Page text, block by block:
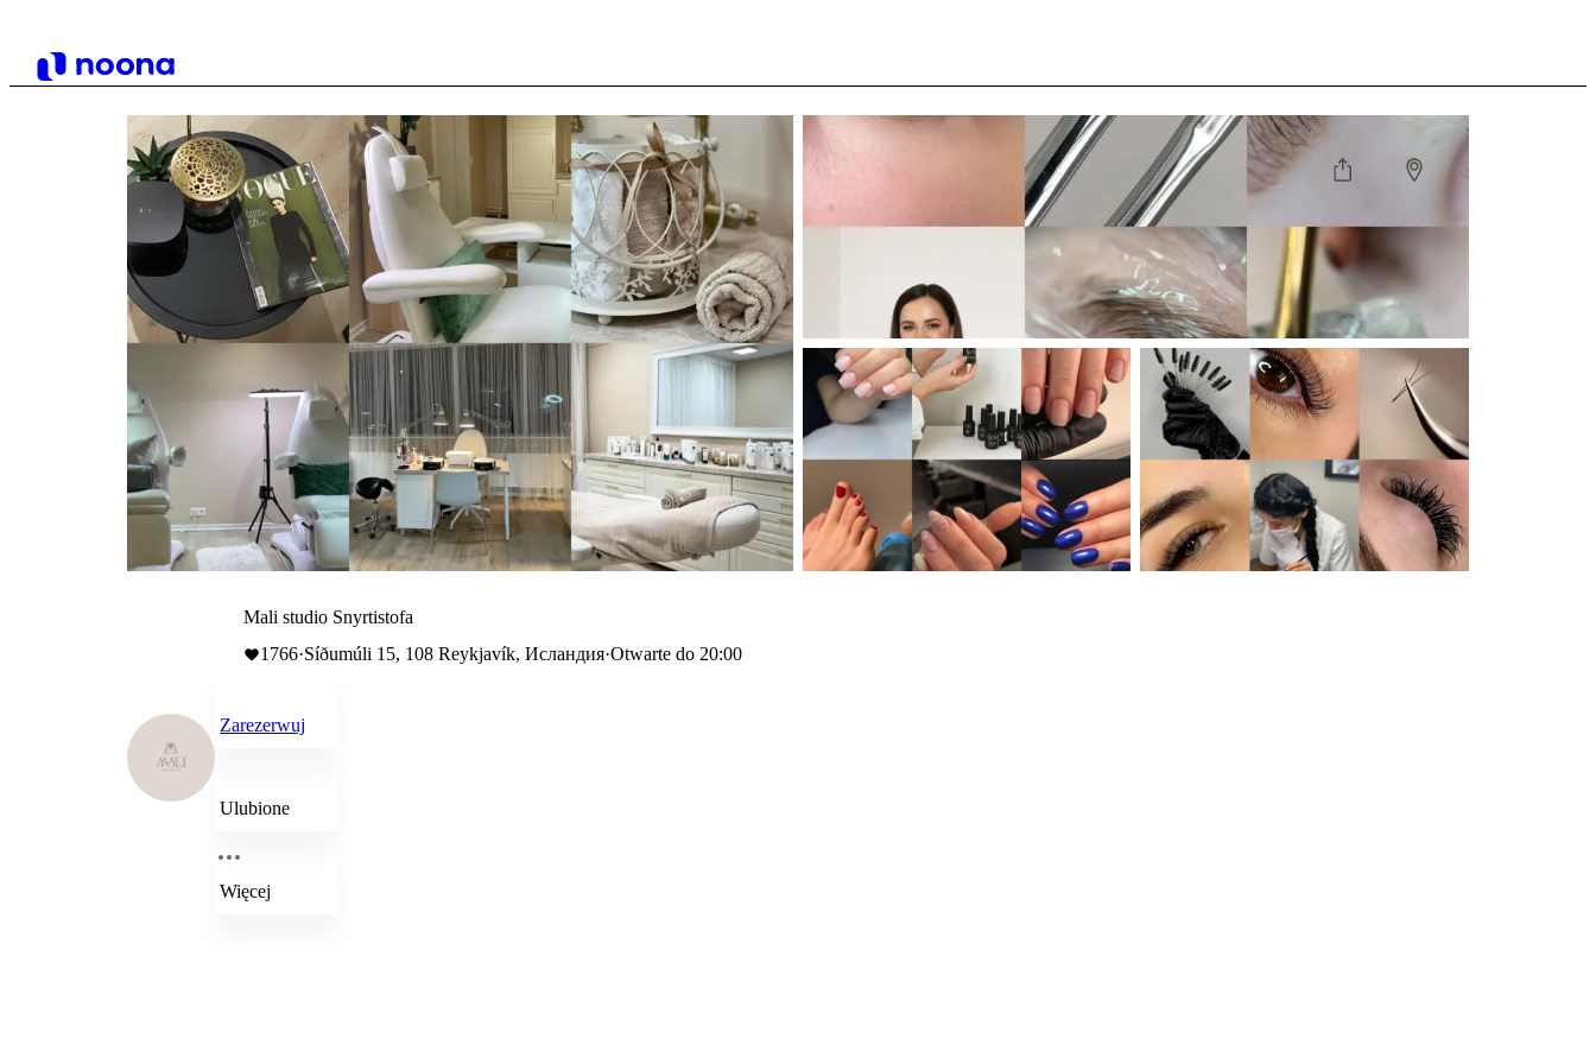
Mali studio Snyrtistofa
1766·Síðumúli 15, 108 Reykjavík, Исландия·Otwarte do 20:00
Zarezerwuj
Ulubione
Więcej